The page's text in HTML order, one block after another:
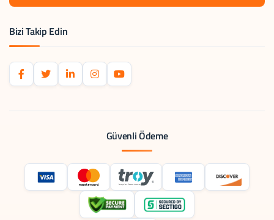
Bizi Takip Edin
Güvenli Ödeme